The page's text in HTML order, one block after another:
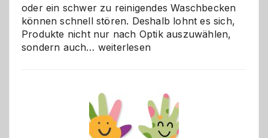
oder ein schwer zu reinigendes Waschbecken
können schnell stören. Deshalb lohnt es sich,
Produkte nicht nur nach Optik auszuwählen,
sondern auch… Bad
besser
verstehen
weiterlesen